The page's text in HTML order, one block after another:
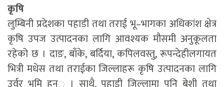
कृषि
लुम्बिनी प्रदेशका पहाडी तथा तराई भू–भागका अधिकांश क्षेत्र
कृषि उपज उत्पादनका लागि आवश्यक मौसमी अनुकूलता
रहेको छ । दाङ, बाँके, बर्दिया, कपिलवस्तु, रूपन्देहीलगायत
भित्री मधेस तथा तराईका जिल्लाहरू कृषि उत्पादनका लागि